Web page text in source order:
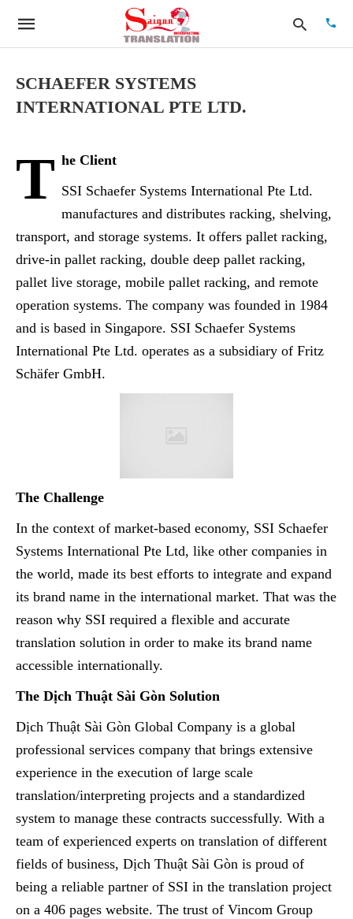
SCHAEFER SYSTEMS
INTERNATIONAL PTE LTD.
T he Client
SSI Schaefer Systems International Pte Ltd.
manufactures and distributes racking, shelving,
transport, and storage systems. It offers pallet racking,
drive-in pallet racking, double deep pallet racking,
pallet live storage, mobile pallet racking, and remote
operation systems. The company was founded in 1984
and is based in Singapore. SSI Schaefer Systems
International Pte Ltd. operates as a subsidiary of Fritz
Schäfer GmbH.
The Challenge
In the context of market-based economy, SSI Schaefer
Systems International Pte Ltd, like other companies in
the world, made its best efforts to integrate and expand
its brand name in the international market. That was the
reason why SSI required a flexible and accurate
translation solution in order to make its brand name
accessible internationally.
The Dịch Thuật Sài Gòn Solution
Dịch Thuật Sài Gòn Global Company is a global
professional services company that brings extensive
experience in the execution of large scale
translation/interpreting projects and a standardized
system to manage these contracts successfully. With a
team of experienced experts on translation of different
fields of business, Dịch Thuật Sài Gòn is proud of
being a reliable partner of SSI in the translation project
on a 406 pages website. The trust of Vincom Group